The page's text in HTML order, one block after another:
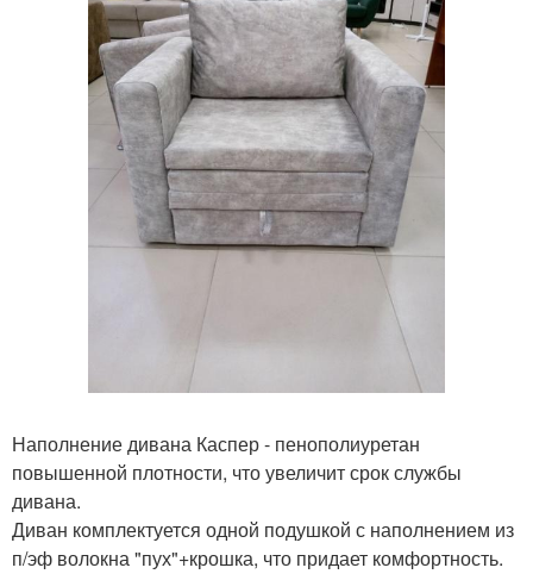
Наполнение дивана Каспер - пенополиуретан
повышенной плотности, что увеличит срок службы
дивана.
Диван комплектуется одной подушкой с наполнением из
п/эф волокна "пух"+крошка, что придает комфортность.